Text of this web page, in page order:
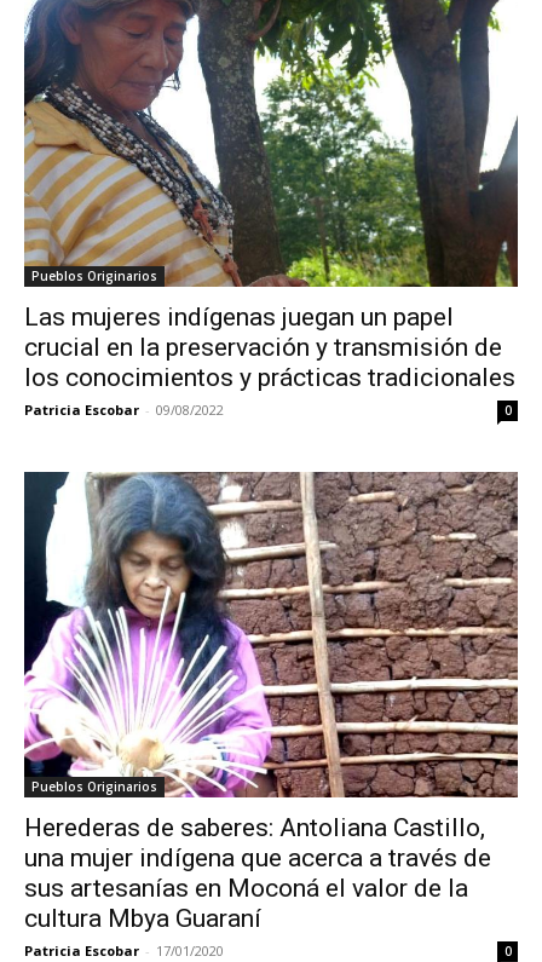
Pueblos Originarios
Las mujeres indígenas juegan un papel
crucial en la preservación y transmisión de
los conocimientos y prácticas tradicionales
Patricia Escobar - 09/08/2022 0
Pueblos Originarios
Herederas de saberes: Antoliana Castillo,
una mujer indígena que acerca a través de
sus artesanías en Moconá el valor de la
cultura Mbya Guaraní
Patricia Escobar - 17/01/2020 0